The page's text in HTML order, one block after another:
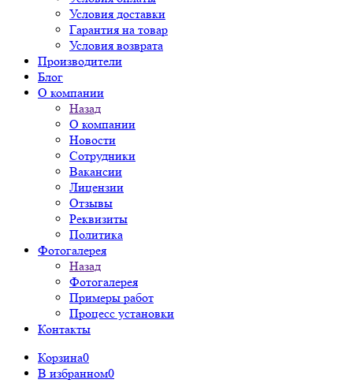
Условия доставки
Гарантия на товар
Условия возврата
Производители
Блог
О компании
Назад
О компании
Новости
Сотрудники
Вакансии
Лицензии
Отзывы
Реквизиты
Политика
Фотогалерея
Назад
Фотогалерея
Примеры работ
Процесс установки
Контакты
Корзина0
В избранном0